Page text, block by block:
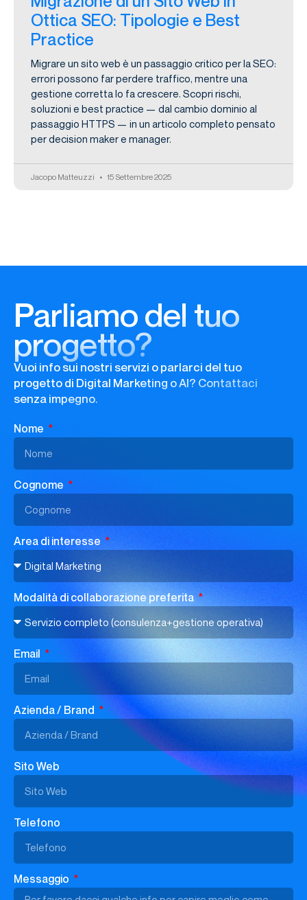
Ottica SEO: Tipologie e Best
Practice
Migrare un sito web è un passaggio critico per la SEO:
errori possono far perdere traffico, mentre una
gestione corretta lo fa crescere. Scopri rischi,
soluzioni e best practice — dal cambio dominio al
passaggio HTTPS — in un articolo completo pensato
per decision maker e manager.
Jacopo Matteuzzi 15 Settembre 2025
Parliamo del tuo
progetto?
Vuoi info sui nostri servizi o parlarci del tuo
progetto di Digital Marketing o AI? Contattaci
senza impegno.
Nome
Cognome
Area di interesse
Modalità di collaborazione preferita
Email
Azienda / Brand
Sito Web
Telefono
Messaggio